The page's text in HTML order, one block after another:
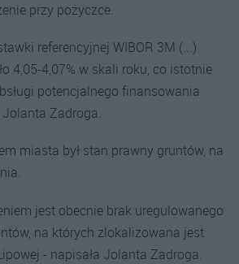
przy pożyczce.
referencyjnej WIBOR 3M (...)
4,05-4,07% w skali roku, co istotnie
potencjalnego finansowania
Jolanta Zadroga.
miasta był stan prawny gruntów, na
jest obecnie brak uregulowanego
na których zlokalizowana jest
- napisała Jolanta Zadroga.